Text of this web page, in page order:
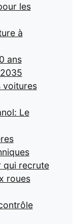
les
à
ans
voitures
Le
qui recrute
roues